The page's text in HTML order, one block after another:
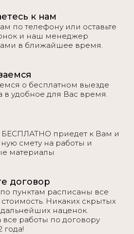
к нам
по телефону или оставьте
и наш менеджер
в ближайшее время.
о бесплатном выезде
в удобное для Вас время.
приедет к Вам и
смету на работы и
материалы
договор
пунктам расписаны все
Никаких скрытых
наценок.
все работы по договору
года!